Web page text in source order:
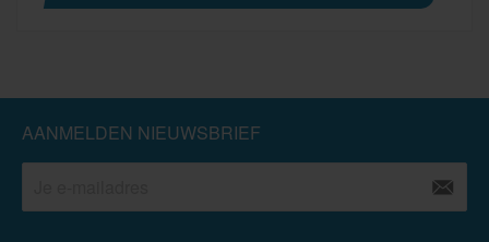
AANMELDEN NIEUWSBRIEF